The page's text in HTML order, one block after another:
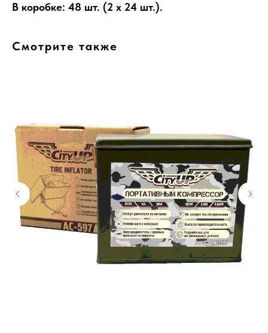
В коробке: 48 шт. (2 x 24 шт.).
Смотрите также